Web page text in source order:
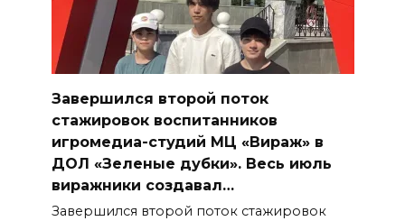
Завершился второй поток
стажировок воспитанников
игромедиа-студий МЦ «Вираж» в
ДОЛ «Зеленые дубки». Весь июль
виражники создавал…
Завершился второй поток стажировок